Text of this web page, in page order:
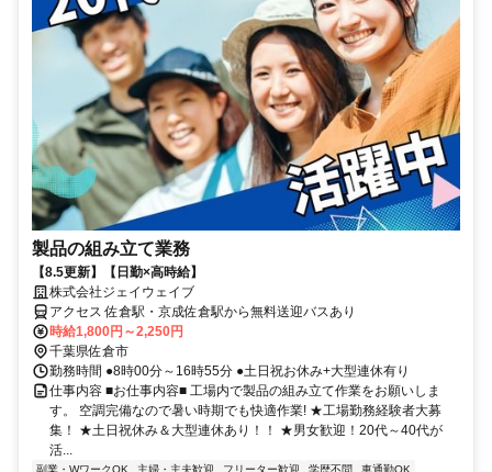
製品の組み立て業務
【8.5更新】【日勤×高時給】
株式会社ジェイウェイブ
アクセス 佐倉駅・京成佐倉駅から無料送迎バスあり
時給1,800円～2,250円
千葉県佐倉市
勤務時間 ●8時00分～16時55分 ●土日祝お休み+大型連休有り
仕事内容 ■お仕事内容■ 工場内で製品の組み立て作業をお願いしま
す。 空調完備なので暑い時期でも快適作業! ★工場勤務経験者大募
集！ ★土日祝休み＆大型連休あり！！ ★男女歓迎！20代～40代が
活...
副業・WワークOK 主婦・主夫歓迎 フリーター歓迎 学歴不問
車通勤OK